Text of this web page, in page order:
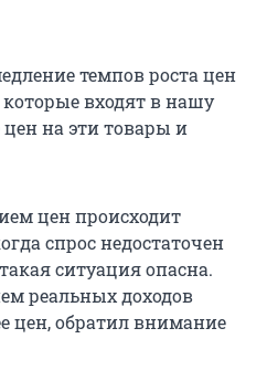
темпов роста цен
входят в нашу
цен на эти товары и
цен происходит
спрос недостаточен
ситуация опасна.
реальных доходов
цен, обратил внимание